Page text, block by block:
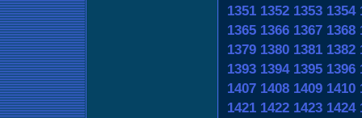
1351 1352 1353 1354
1365 1366 1367 1368
1379 1380 1381 1382
1393 1394 1395 1396
1407 1408 1409 1410
1421 1422 1423 1424